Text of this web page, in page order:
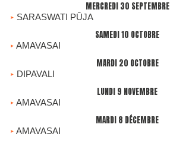
MERCREDI 30 SEPTEMBRE
SARASWATI PÛJA
SAMEDI 10 OCTOBRE
AMAVASAI
MARDI 20 OCTOBRE
DIPAVALI
LUNDI 9 NOVEMBRE
AMAVASAI
MARDI 8 DÉCEMBRE
AMAVASAI